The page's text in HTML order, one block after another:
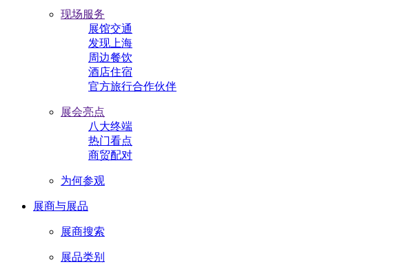
现场服务
展馆交通
发现上海
周边餐饮
酒店住宿
官方旅行合作伙伴
展会亮点
八大终端
热门看点
商贸配对
为何参观
展商与展品
展商搜索
展品类别